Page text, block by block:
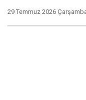
29 Temmuz 2026